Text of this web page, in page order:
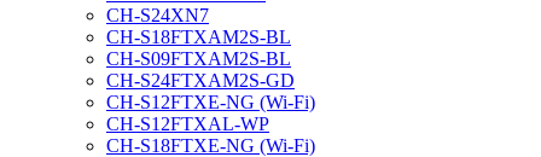
CH-S24XN7
CH-S18FTXAM2S-BL
CH-S09FTXAM2S-BL
CH-S24FTXAM2S-GD
CH-S12FTXE-NG (Wi-Fi)
CH-S12FTXAL-WP
CH-S18FTXE-NG (Wi-Fi)